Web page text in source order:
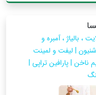
، بالیاژ ، آمبره و
| لیفت و لمینت
ناخن | پارافین تراپی |